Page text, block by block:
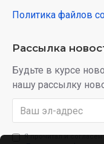
Политика файлов
Рассылка
Будьте в курсе
нашу рассылку
Я прочитал и